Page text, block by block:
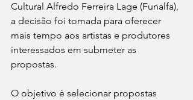
Cultural Alfredo Ferreira Lage (Funalfa),
a decisão foi tomada para oferecer
mais tempo aos artistas e produtores
interessados em submeter as
propostas.
O objetivo é selecionar propostas